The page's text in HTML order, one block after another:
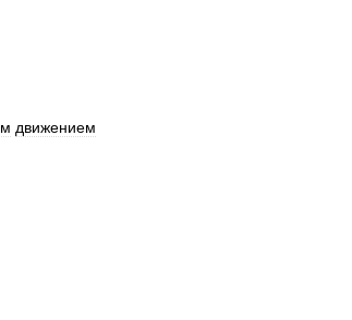
движением